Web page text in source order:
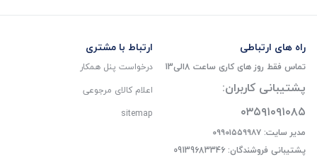
راه های ارتباطی
تماس فقط روز های کاری ساعت 8الی13
پشتیبانی کاربران:
۰۳۵۹۱۰۹۱۰۸۵
مدیر سایت: ۰۹۹۰۱۵۵۹۹۸۷
پشتیبانی فروشندگان: 09139683346
ارتباط با مشتری
درخواست پنل همکار
اعلام کالای مرجوعی
sitemap